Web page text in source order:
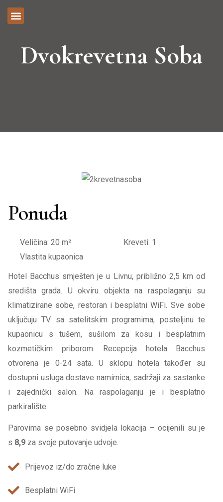
Dvokrevetna Soba
Ponuda
Veličina: 20 m²
Kreveti: 1
Vlastita kupaonica
Hotel Bacchus smješten je u Livnu, približno 2,5 km od
središta grada. U okviru objekta na raspolaganju su
klimatizirane sobe, restoran i besplatni WiFi. Sve sobe
uključuju TV sa satelitskim programima, posteljinu te
kupaonicu s tušem, sušilom za kosu i besplatnim
kozmetičkim priborom. Recepcija hotela Bacchus
otvorena je 0-24 sata. U sklopu hotela također su
dostupni usluga dostave namirnica, sadržaji za sastanke
i zajednički salon. Na raspolaganju je i besplatno
parkiralište.
Parovima se posebno svidjela lokacija – ocijenili su je
s 8,9 za svoje putovanje udvoje.
Prijevoz iz/do zračne luke
Besplatni WiFi